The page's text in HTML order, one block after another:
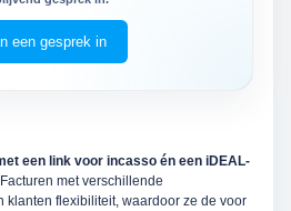
een gesprek in
een link voor incasso én een iDEAL-
Facturen met verschillende
klanten flexibiliteit, waardoor ze de voor